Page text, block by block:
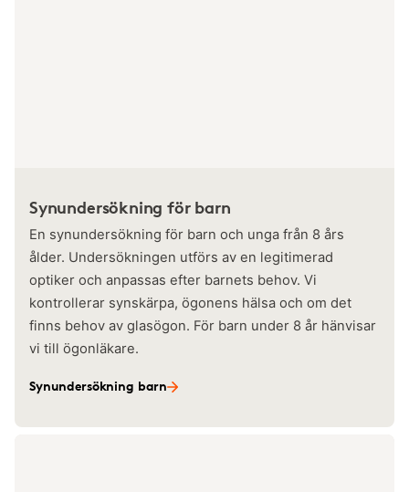
Synundersökning för barn
En synundersökning för barn och unga från 8 års
ålder. Undersökningen utförs av en legitimerad
optiker och anpassas efter barnets behov. Vi
kontrollerar synskärpa, ögonens hälsa och om det
finns behov av glasögon. För barn under 8 år hänvisar
vi till ögonläkare.
Synundersökning barn